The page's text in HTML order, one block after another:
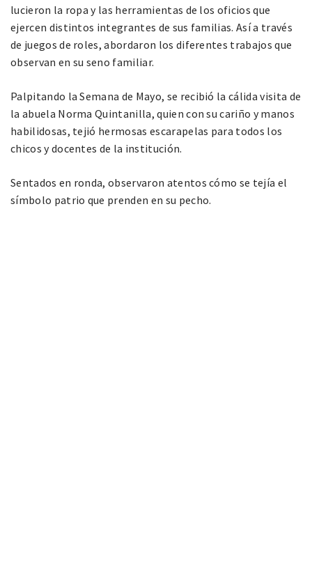
lucieron la ropa y las herramientas de los oficios que
ejercen distintos integrantes de sus familias. Así a través
de juegos de roles, abordaron los diferentes trabajos que
observan en su seno familiar.
Palpitando la Semana de Mayo, se recibió la cálida visita de
la abuela Norma Quintanilla, quien con su cariño y manos
habilidosas, tejió hermosas escarapelas para todos los
chicos y docentes de la institución.
Sentados en ronda, observaron atentos cómo se tejía el
símbolo patrio que prenden en su pecho.